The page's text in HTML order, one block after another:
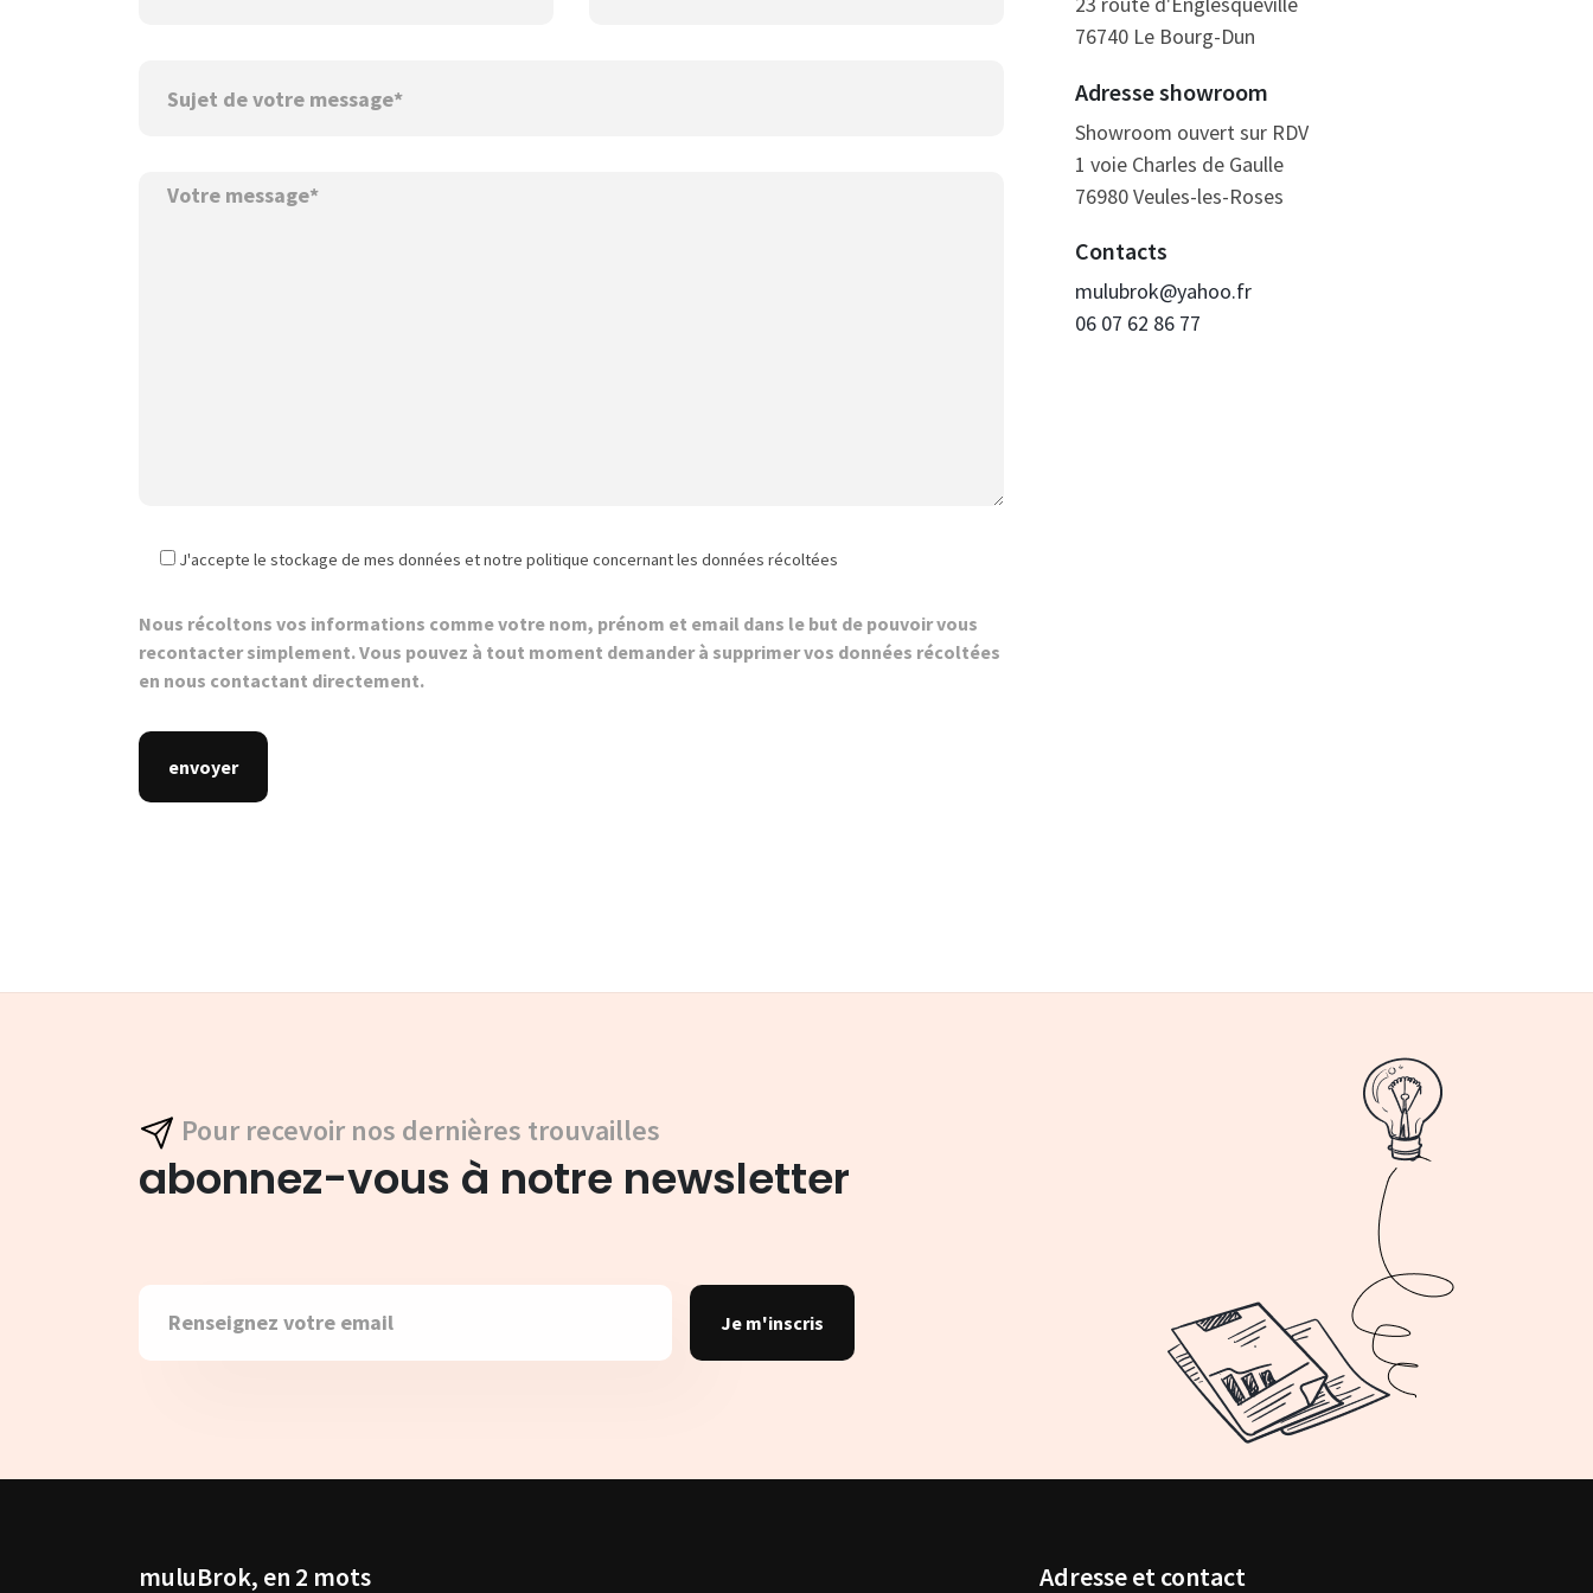
J'accepte le stockage de mes données et notre politique concernant les données récoltées
Nous récoltons vos informations comme votre nom, prénom et email dans le but de pouvoir vous
recontacter simplement. Vous pouvez à tout moment demander à supprimer vos données récoltées
en nous contactant directement.
76740 Le Bourg-Dun
Adresse showroom
Showroom ouvert sur RDV
1 voie Charles de Gaulle
76980 Veules-les-Roses
Contacts
mulubrok@yahoo.fr
06 07 62 86 77
Pour recevoir nos dernières trouvailles
abonnez-vous à notre newsletter
Je m'inscris
muluBrok, en 2 mots Adresse et contact